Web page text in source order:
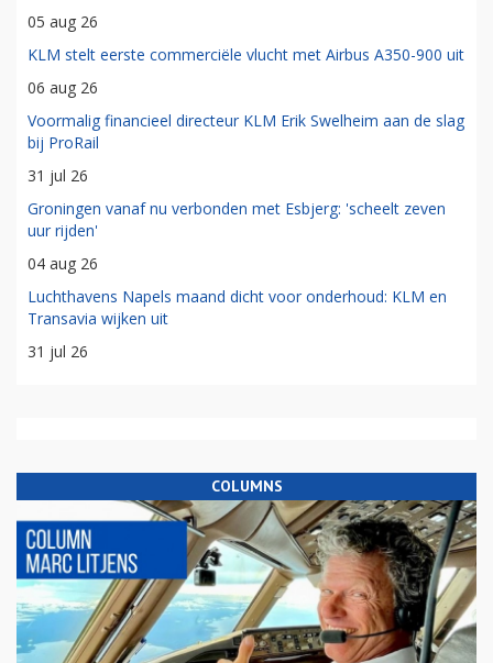
05 aug 26
KLM stelt eerste commerciële vlucht met Airbus A350-900 uit
06 aug 26
Voormalig financieel directeur KLM Erik Swelheim aan de slag
bij ProRail
31 jul 26
Groningen vanaf nu verbonden met Esbjerg: 'scheelt zeven
uur rijden'
04 aug 26
Luchthavens Napels maand dicht voor onderhoud: KLM en
Transavia wijken uit
31 jul 26
COLUMNS